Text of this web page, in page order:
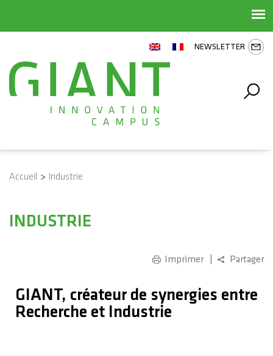
NEWSLETTER
Accueil > Industrie
INDUSTRIE
Imprimer Partager
GIANT, créateur de synergies entre
Recherche et Industrie